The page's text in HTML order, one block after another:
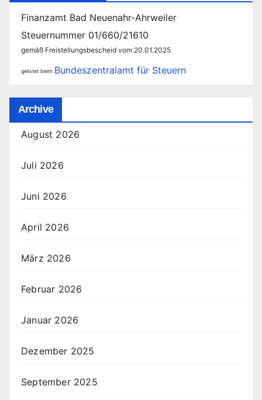
Finanzamt Bad Neuenahr-Ahrweiler
Steuernummer 01/660/21610
gemäß Freistellungsbescheid vom 20.01.2025
gelistet beim Bundeszentralamt für Steuern
Archive
August 2026
Juli 2026
Juni 2026
April 2026
März 2026
Februar 2026
Januar 2026
Dezember 2025
September 2025